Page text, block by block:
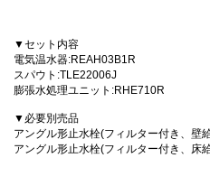
▼セット内容
電気温水器:REAH03B1R
スパウト:TLE22006J
膨張水処理ユニット:RHE710R
▼必要別売品
アングル形止水栓(フィルター付き、壁
アングル形止水栓(フィルター付き、床